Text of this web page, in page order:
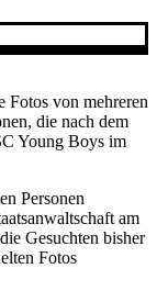
Fotos von mehreren
die nach dem
Young Boys im
Personen
am
Gesuchten bisher
Fotos